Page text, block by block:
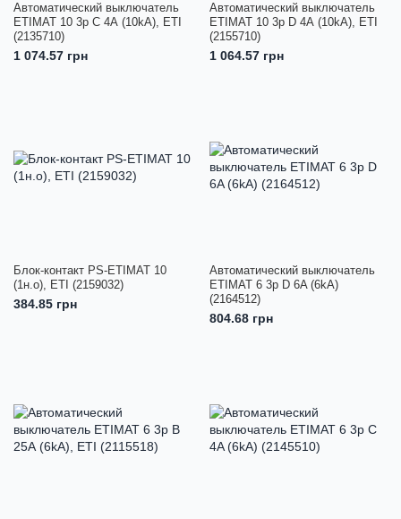
Автоматический выключатель
ETIMAT 10 3p C 4А (10kA), ETI
(2135710)
1 074.57 грн
Автоматический выключатель
ETIMAT 10 3p D 4А (10kA), ETI
(2155710)
1 064.57 грн
Блок-контакт PS-ETIMAT 10
(1н.о), ETI (2159032)
384.85 грн
Автоматический выключатель
ETIMAT 6 3p D 6A (6kA)
(2164512)
804.68 грн